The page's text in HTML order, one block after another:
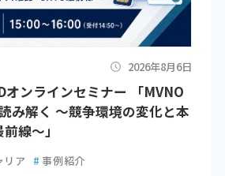
2026年8月6日
ンラインセミナー 「MVNO
み解く ～競争環境の変化と本
線～」
リア # 事例紹介